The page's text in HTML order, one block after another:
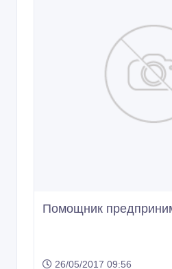
Помощник
26/05/2017 09:56